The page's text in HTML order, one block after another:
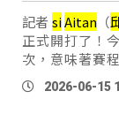
記者siAitan （
正式開打了！
次，意味著賽
2026年世足賽
2026-06-15